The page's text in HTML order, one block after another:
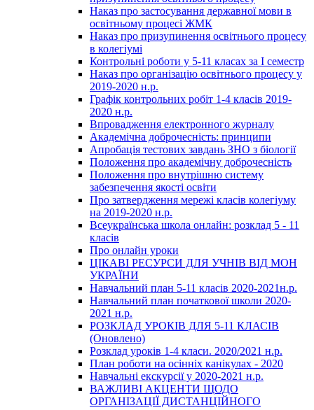
Наказ про застосування державної мови в
освітньому процесі ЖМК
Наказ про призупинення освітнього процесу
в колегіумі
Контрольні роботи у 5-11 класах за І семестр
Наказ про організацію освітнього процесу у
2019-2020 н.р.
Графік контрольних робіт 1-4 класів 2019-
2020 н.р.
Впровадження електронного журналу
Академічна доброчесність: принципи
Апробація тестових завдань ЗНО з біології
Положення про академічну доброчесність
Положення про внутрішню систему
забезпечення якості освіти
Про затвердження мережі класів колегіуму
на 2019-2020 н.р.
Всеукраїнська школа онлайн: розклад 5 - 11
класів
Про онлайн уроки
ЦІКАВІ РЕСУРСИ ДЛЯ УЧНІВ ВІД МОН
УКРАЇНИ
Навчальний план 5-11 класів 2020-2021н.р.
Навчальний план початкової школи 2020-
2021 н.р.
РОЗКЛАД УРОКІВ ДЛЯ 5-11 КЛАСІВ
(Оновлено)
Розклад уроків 1-4 класи. 2020/2021 н.р.
План роботи на осінніх канікулах - 2020
Навчальні екскурсії у 2020-2021 н.р.
ВАЖЛИВІ АКЦЕНТИ ЩОДО
ОРГАНІЗАЦІЇ ДИСТАНЦІЙНОГО